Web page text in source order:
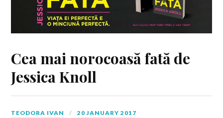
Cea mai norocoasă fată de
Jessica Knoll
TEODORA IVAN 20 JANUARY 2017